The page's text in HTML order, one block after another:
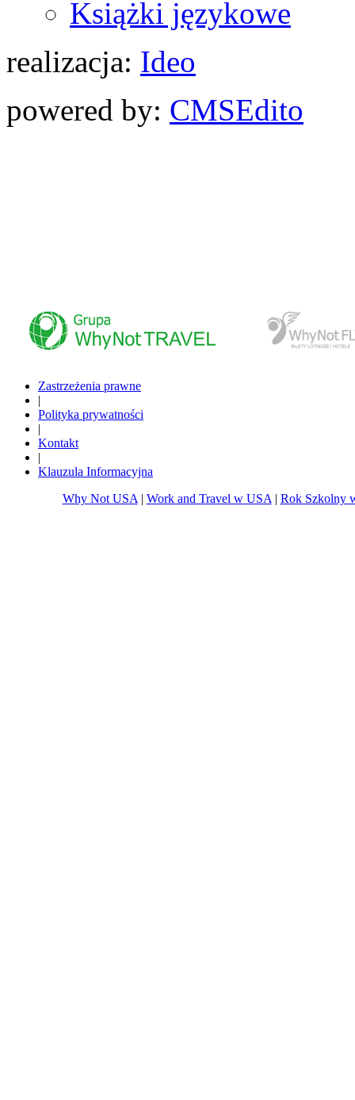
Książki językowe
realizacja: Ideo
powered by: CMSEdito
Zastrzeżenia prawne
|
Polityka prywatności
|
Kontakt
|
Klauzula Informacyjna
Why Not USA | Work and Travel w USA | Rok Szkolny